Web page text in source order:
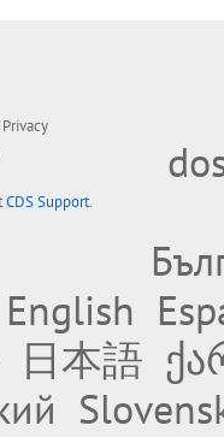
Privacy
CDS Support.
English
日本語